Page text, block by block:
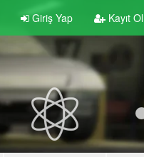
Giriş Yap Kayıt Ol